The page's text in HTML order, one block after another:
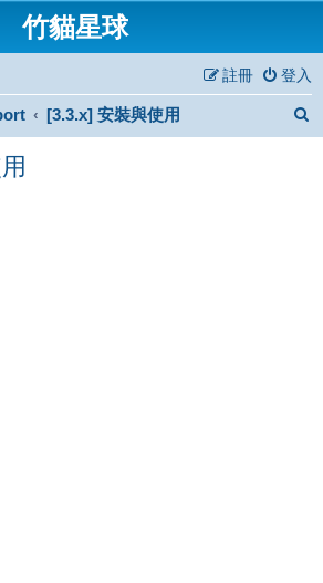
竹貓星球
登入
註冊
[3.3.x] 安裝與使用